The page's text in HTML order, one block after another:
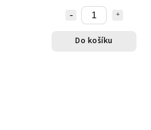
Do košíku